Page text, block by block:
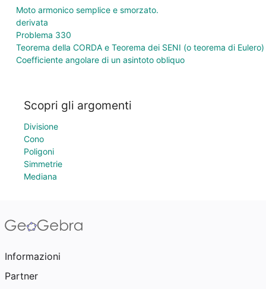
Moto armonico semplice e smorzato.
derivata
Problema 330
Teorema della CORDA e Teorema dei SENI (o teorema di Eulero)
Coefficiente angolare di un asintoto obliquo
Scopri gli argomenti
Divisione
Cono
Poligoni
Simmetrie
Mediana
Informazioni
Partner